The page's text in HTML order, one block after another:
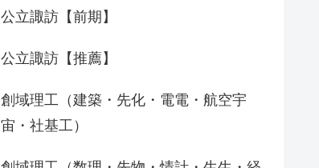
公立諏訪【前期】
公立諏訪【推薦】
創域理工（建築・先化・電電・航空宇
宙・社基工）